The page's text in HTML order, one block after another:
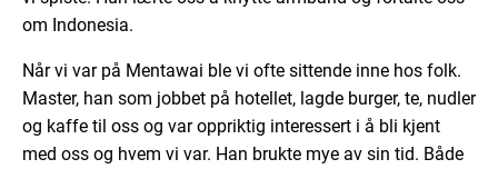
om Indonesia.
Når vi var på Mentawai ble vi ofte sittende inne hos folk.
Master, han som jobbet på hotellet, lagde burger, te, nudler
og kaffe til oss og var oppriktig interessert i å bli kjent
med oss og hvem vi var. Han brukte mye av sin tid. Både